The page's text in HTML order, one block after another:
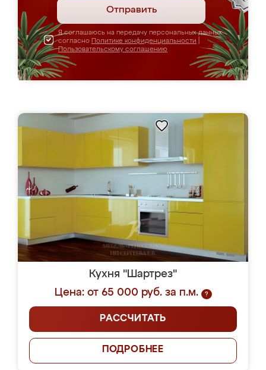
Отправить
Я соглашаюсь на передачу персональных данных
согласно Политике конфиденциальности
Пользовательскому соглашению
Кухня "Шартрез"
Цена: от 65 000 руб. за п.м.
?
РАССЧИТАТЬ
ПОДРОБНЕЕ